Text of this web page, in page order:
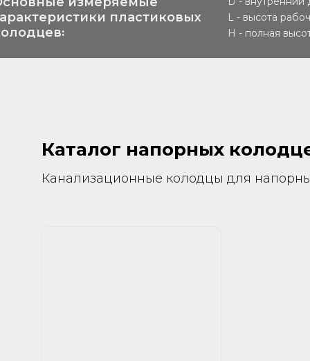
пластиковых
L - высота
H - полная
Каталог напорных
Канализационные колодцы для